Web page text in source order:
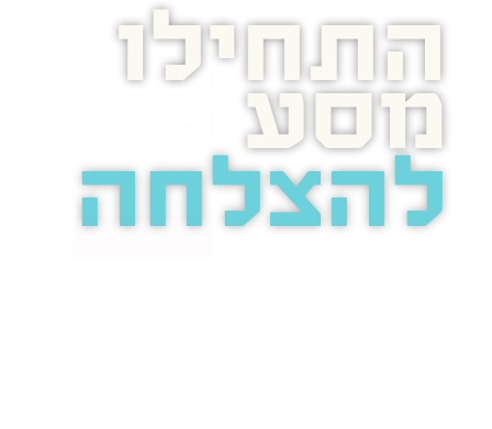
התחילו
מסע
להצלחה
בואו נדבר